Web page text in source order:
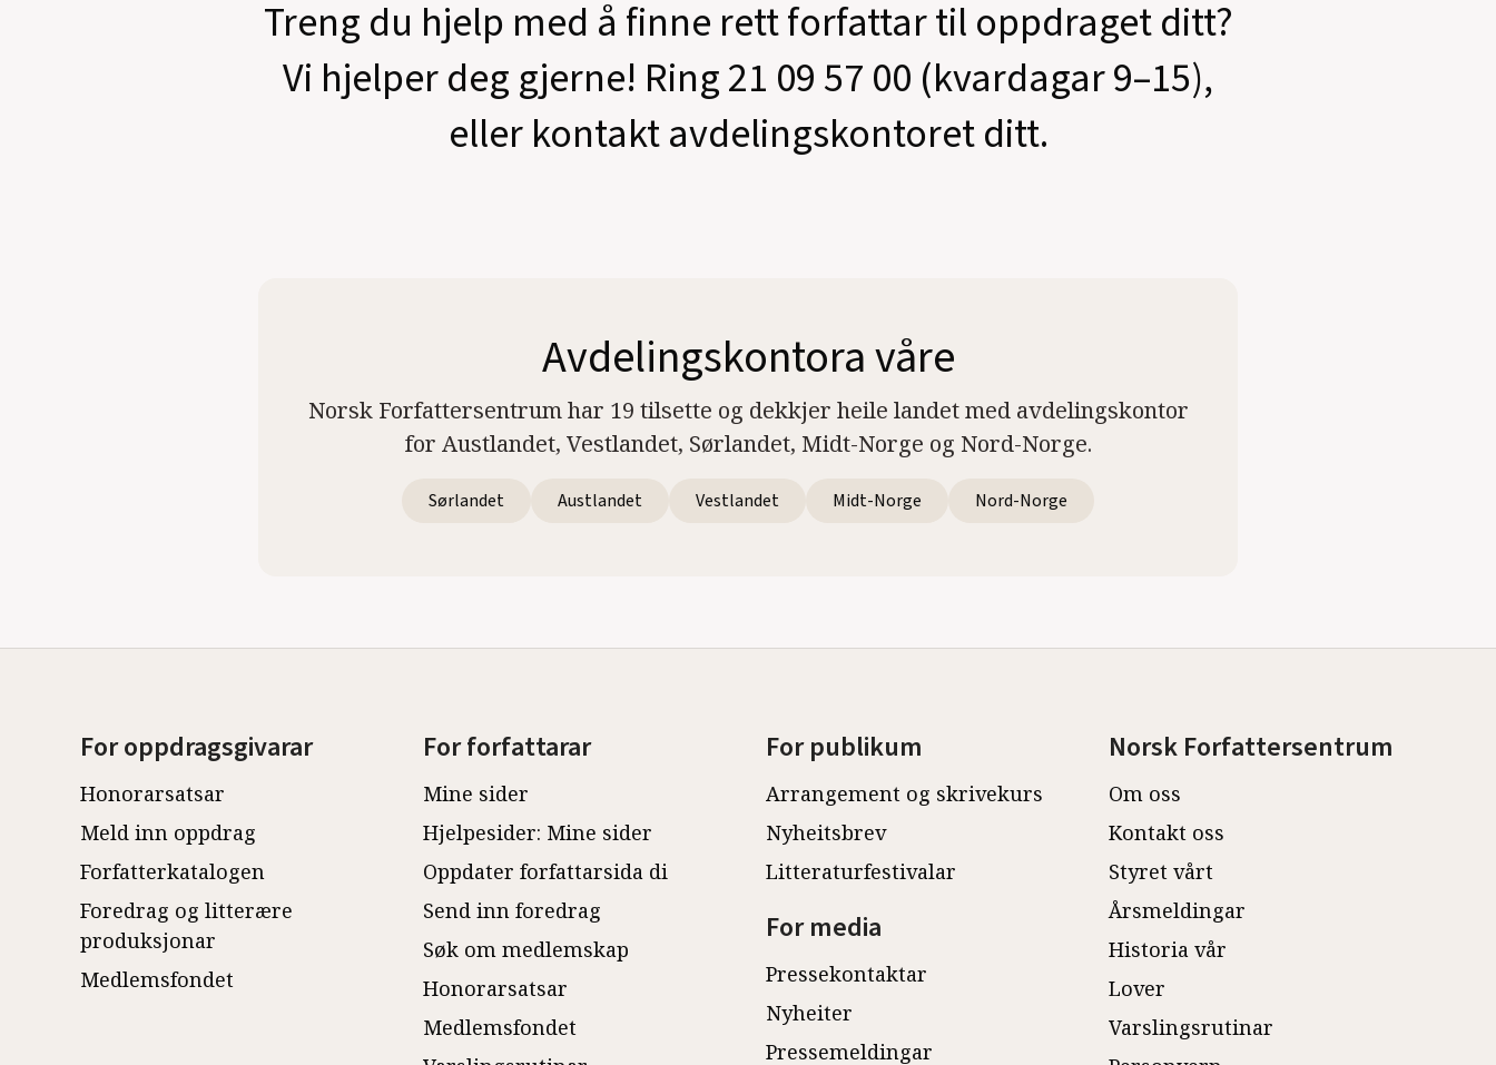
Treng du hjelp med å finne rett forfattar til oppdraget ditt?
Vi hjelper deg gjerne! Ring 21 09 57 00 (kvardagar 9–15),
eller kontakt avdelingskontoret ditt.
Avdelingskontora våre
Norsk Forfattersentrum har 19 tilsette og dekkjer heile landet med avdelingskontor
for Austlandet, Vestlandet, Sørlandet, Midt-Norge og Nord-Norge.
Sørlandet Austlandet Vestlandet Midt-Norge Nord-Norge
For oppdragsgivarar
Honorarsatsar
Meld inn oppdrag
Forfatterkatalogen
Foredrag og litterære
produksjonar
Medlemsfondet
For forfattarar
Mine sider
Hjelpesider: Mine sider
Oppdater forfattarsida di
Send inn foredrag
Søk om medlemskap
Honorarsatsar
Medlemsfondet
For publikum
Arrangement og skrivekurs
Nyheitsbrev
Litteraturfestivalar
For media
Pressekontaktar
Nyheiter
Pressemeldingar
Norsk Forfattersentrum
Om oss
Kontakt oss
Styret vårt
Årsmeldingar
Historia vår
Lover
Varslingsrutinar